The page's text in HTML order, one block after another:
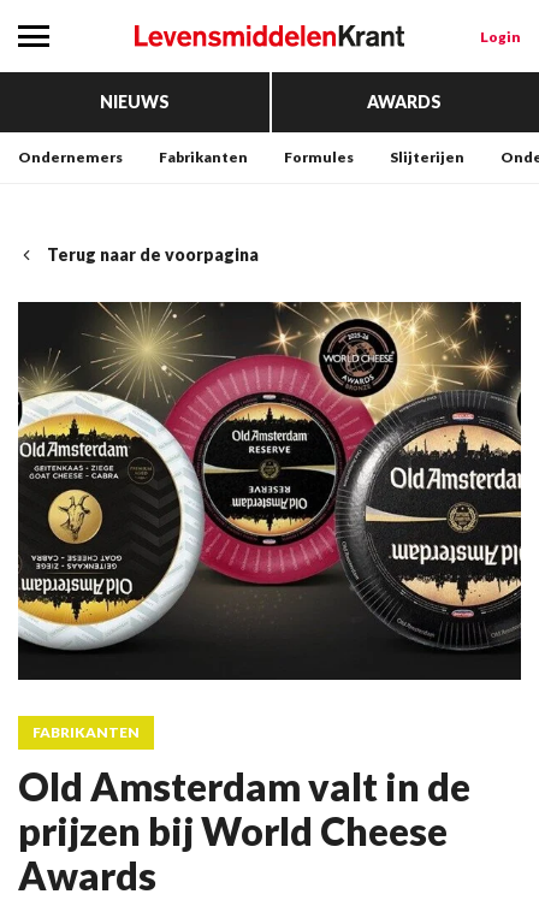
Login
NIEUWS AWARDS
Ondernemers Fabrikanten Formules Slijterijen
Terug naar de voorpagina
FABRIKANTEN
Old Amsterdam valt in de
prijzen bij World Cheese
Awards